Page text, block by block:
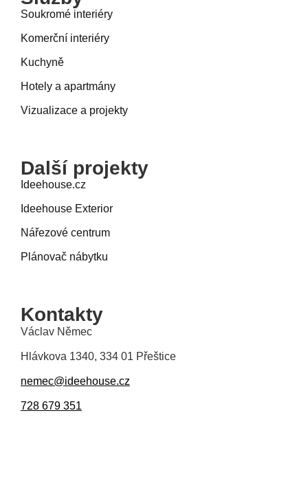
Soukromé interiéry
Komerční interiéry
Kuchyně
Hotely a apartmány
Vizualizace a projekty
Další projekty
Ideehouse.cz
Ideehouse Exterior
Nářezové centrum
Plánovač nábytku
Kontakty
Václav Němec
Hlávkova 1340, 334 01 Přeštice
nemec@ideehouse.cz
728 679 351